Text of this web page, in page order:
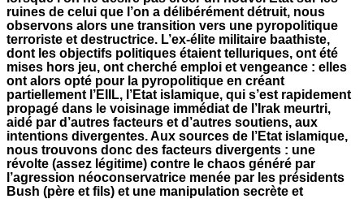
ruines de celui que l’on a délibérément détruit, nous
observons alors une transition vers une pyropolitique
terroriste et destructrice. L’ex-élite militaire baathiste,
dont les objectifs politiques étaient telluriques, ont été
mises hors jeu, ont cherché emploi et vengeance : elles
ont alors opté pour la pyropolitique en créant
partiellement l’EIIL, l’Etat islamique, qui s’est rapidement
propagé dans le voisinage immédiat de l’Irak meurtri,
aidé par d’autres facteurs et d’autres soutiens, aux
intentions divergentes. Aux sources de l’Etat islamique,
nous trouvons donc des facteurs divergents : une
révolte (assez légitime) contre le chaos généré par
l’agression néoconservatrice menée par les présidents
Bush (père et fils) et une manipulation secrète et